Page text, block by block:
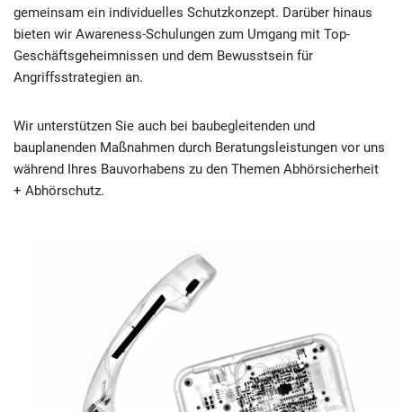
gemeinsam ein individuelles Schutzkonzept. Darüber hinaus
bieten wir Awareness-Schulungen zum Umgang mit Top-
Geschäftsgeheimnissen und dem Bewusstsein für
Angriffsstrategien an.
Wir unterstützen Sie auch bei baubegleitenden und
bauplanenden Maßnahmen durch Beratungsleistungen vor uns
während Ihres Bauvorhabens zu den Themen Abhörsicherheit
+ Abhörschutz.